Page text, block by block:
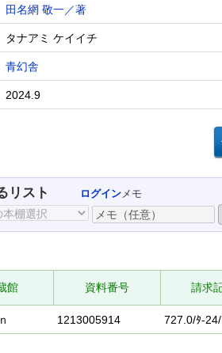
田名網 敬一／著
タナアミ ケイイチ
青幻舎
2024.9
リスト ログインメモ
館 資料番号 請求
1213005914 727.0/ﾀ-24/